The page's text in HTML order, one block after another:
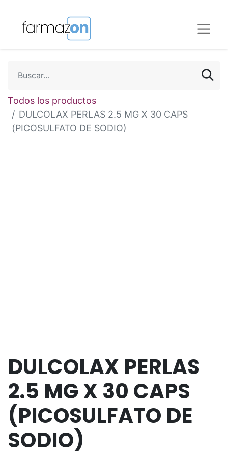
Todos los productos
DULCOLAX PERLAS 2.5 MG X 30 CAPS
(PICOSULFATO DE SODIO)
DULCOLAX PERLAS
2.5 MG X 30 CAPS
(PICOSULFATO DE
SODIO)